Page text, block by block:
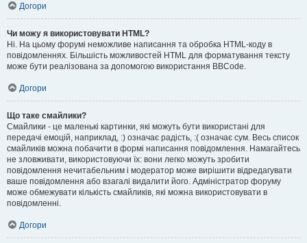
Догори
Чи можу я використовувати HTML?
Ні. На цьому форумі неможливе написання та обробка HTML-коду в
повідомленнях. Більшість можливостей HTML для форматування тексту
може бути реалізована за допомогою використання BBCode.
Догори
Що таке смайлики?
Смайлики - це маленькі картинки, які можуть бути використані для
передачі емоцій, наприклад, :) означає радість, :( означає сум. Весь список
смайликів можна побачити в формі написання повідомлення. Намагайтесь
не зловживати, використовуючи їх: вони легко можуть зробити
повідомлення нечитабельним і модератор може вирішити відредагувати
ваше повідомлення або взагалі видалити його. Адміністратор форуму
може обмежувати кількість смайликів, які можна використовувати в
повідомленні.
Догори